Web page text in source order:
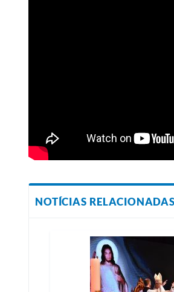
NOTÍCIAS RELACIONADAS